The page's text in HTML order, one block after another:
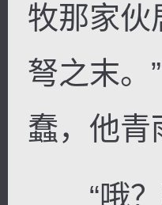
牧那家伙
弩之末。
蠢，他青
“哦？